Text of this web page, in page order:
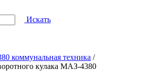
Искать
коммунальная техника /
кулака МАЗ-4380